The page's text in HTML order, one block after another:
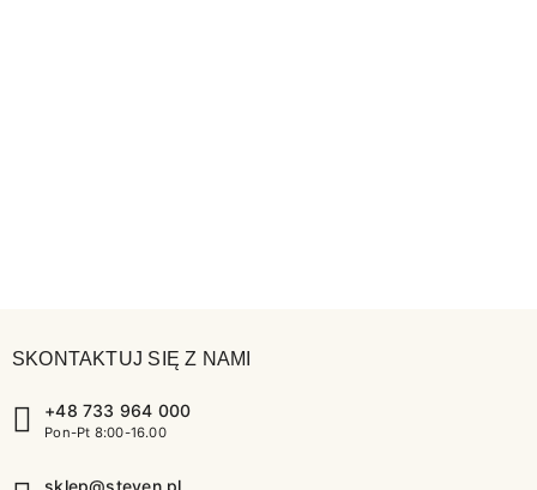
SKONTAKTUJ SIĘ Z NAMI
+48 733 964 000
Pon-Pt 8:00-16.00
sklep@steven.pl